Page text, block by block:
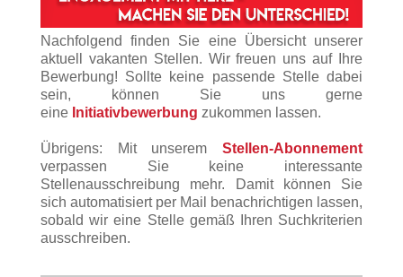
Nachfolgend finden Sie eine Übersicht unserer
aktuell vakanten Stellen. Wir freuen uns auf Ihre
Bewerbung! Sollte keine passende Stelle dabei
sein, können Sie uns gerne
eine Initiativbewerbung zukommen lassen.
Übrigens: Mit unserem Stellen-Abonnement
verpassen Sie keine interessante
Stellenausschreibung mehr. Damit können Sie
sich automatisiert per Mail benachrichtigen lassen,
sobald wir eine Stelle gemäß Ihren Suchkriterien
ausschreiben.